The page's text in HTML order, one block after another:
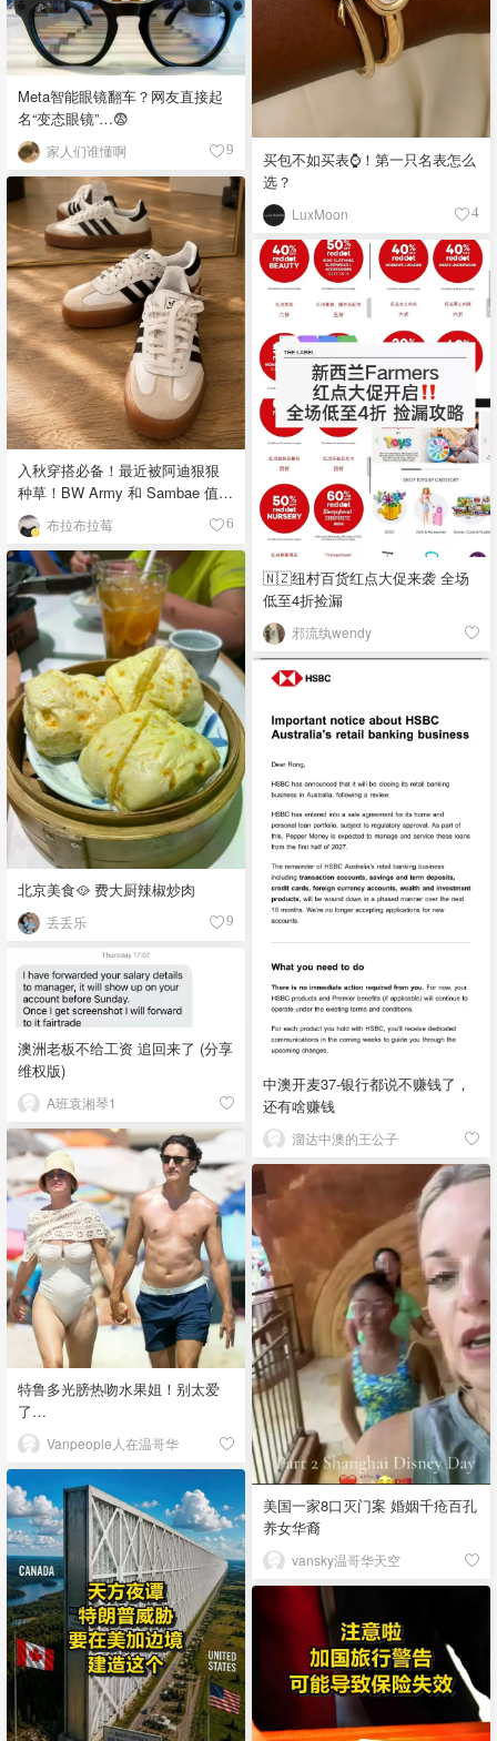
买包不如买表⌚️！第一只名表怎么
选？
LuxMoon 4
Meta智能眼镜翻车？网友直接起
名“变态眼镜”…😨
家人们谁懂啊 9
入秋穿搭必备！最近被阿迪狠狠
种草！BW Army 和 Sambae 值得
拥有！布拉布拉莓 6
🇳🇿纽村百货红点大促来袭 全场
低至4折捡漏
邪流纨wendy
北京美食🥘 费大厨辣椒炒肉
丢丢乐 9
中澳开麦37-银行都说不赚钱了，
还有啥赚钱
溜达中澳的王公子
澳洲老板不给工资 追回来了 (分享
维权版)
A班袁湘琴1
特鲁多光膀热吻水果姐！别太爱
了…
Vanpeople人在温哥华
美国一家8口灭门案 婚姻千疮百孔
养女华裔
vansky温哥华天空